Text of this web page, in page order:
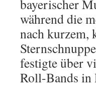
bayerischer
während die
nach kurzem,
festigte über
Roll-Bands in